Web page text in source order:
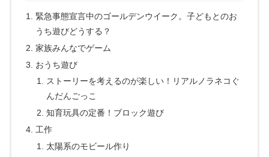
緊急事態宣言中のゴールデンウイーク。子どもとのお
うち遊びどうする？
家族みんなでゲーム
おうち遊び
ストーリーを考えるのが楽しい！リアルノラネコぐ
んだんごっこ
知育玩具の定番！ブロック遊び
工作
太陽系のモビール作り